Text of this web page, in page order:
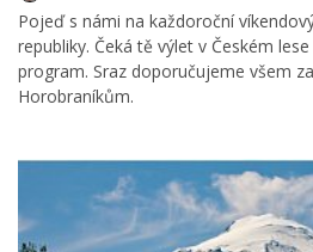
Pojeď s námi na každoroční
republiky. Čeká tě výlet v Českém
program. Sraz doporučujeme všem
Horobraníkům.